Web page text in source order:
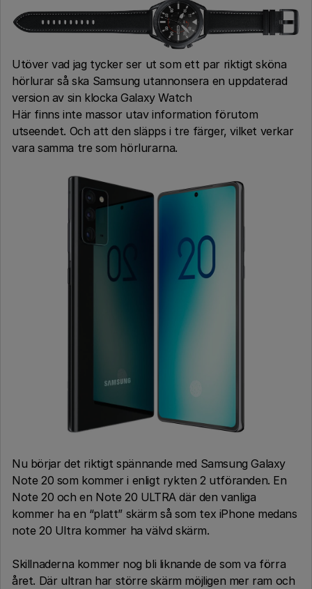
Utöver vad jag tycker ser ut som ett par riktigt sköna
hörlurar så ska Samsung utannonsera en uppdaterad
version av sin klocka Galaxy Watch
Här finns inte massor utav information förutom
utseendet. Och att den släpps i tre färger, vilket verkar
vara samma tre som hörlurarna.
Nu börjar det riktigt spännande med Samsung Galaxy
Note 20 som kommer i enligt rykten 2 utföranden. En
Note 20 och en Note 20 ULTRA där den vanliga
kommer ha en “platt” skärm så som tex iPhone medans
note 20 Ultra kommer ha välvd skärm.
Skillnaderna kommer nog bli liknande de som va förra
året. Där ultran har större skärm möjligen mer ram och